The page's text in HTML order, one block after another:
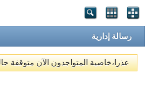
رسالة إدارية
عذرا،خاصية المتواجدون الآن متوقفة